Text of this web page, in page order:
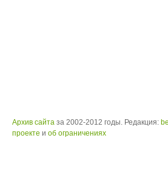
Архив сайта за 2002-2012 годы. Редакция:
проекте и об ограничениях